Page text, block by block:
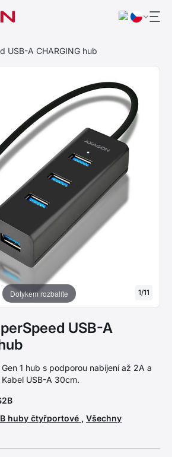
USB-A CHARGING hub
Dotykem rozbalíte 1/11
USB-A
1 hub s podporou nabíjení až 2A a
USB-A 30cm.
huby čtyřportové , Všechny